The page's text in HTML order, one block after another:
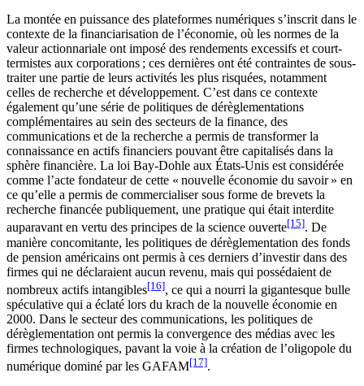
La montée en puissance des plateformes numériques s’inscrit dans le
contexte de la financiarisation de l’économie, où les normes de la
valeur actionnariale ont imposé des rendements excessifs et court-
termistes aux corporations ; ces dernières ont été contraintes de sous-
traiter une partie de leurs activités les plus risquées, notamment
celles de recherche et développement. C’est dans ce contexte
également qu’une série de politiques de dérèglementations
complémentaires au sein des secteurs de la finance, des
communications et de la recherche a permis de transformer la
connaissance en actifs financiers pouvant être capitalisés dans la
sphère financière. La loi Bay-Dohle aux États-Unis est considérée
comme l’acte fondateur de cette « nouvelle économie du savoir » en
ce qu’elle a permis de commercialiser sous forme de brevets la
recherche financée publiquement, une pratique qui était interdite
auparavant en vertu des principes de la science ouverte[15]. De
manière concomitante, les politiques de dérèglementation des fonds
de pension américains ont permis à ces derniers d’investir dans des
firmes qui ne déclaraient aucun revenu, mais qui possédaient de
nombreux actifs intangibles[16], ce qui a nourri la gigantesque bulle
spéculative qui a éclaté lors du krach de la nouvelle économie en
2000. Dans le secteur des communications, les politiques de
dérèglementation ont permis la convergence des médias avec les
firmes technologiques, pavant la voie à la création de l’oligopole du
numérique dominé par les GAFAM[17].